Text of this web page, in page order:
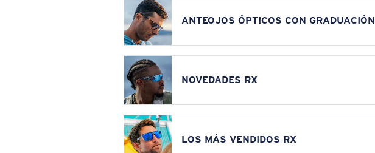
ANTEOJOS ÓPTICOS CON GRADUACIÓN
NOVEDADES RX
LOS MÁS VENDIDOS RX